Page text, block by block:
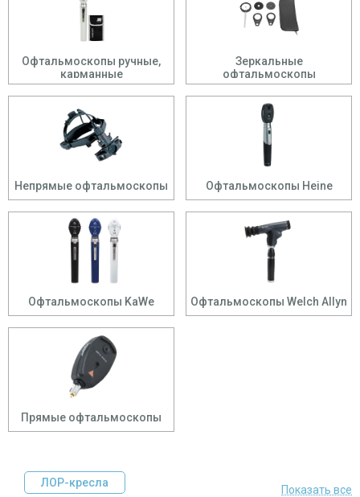
Офтальмоскопы ручные,
карманные
Зеркальные
офтальмоскопы
Непрямые офтальмоскопы Офтальмоскопы Heine
Офтальмоскопы KaWe Офтальмоскопы Welch Allyn
Прямые офтальмоскопы
ЛОР-кресла
Показать все